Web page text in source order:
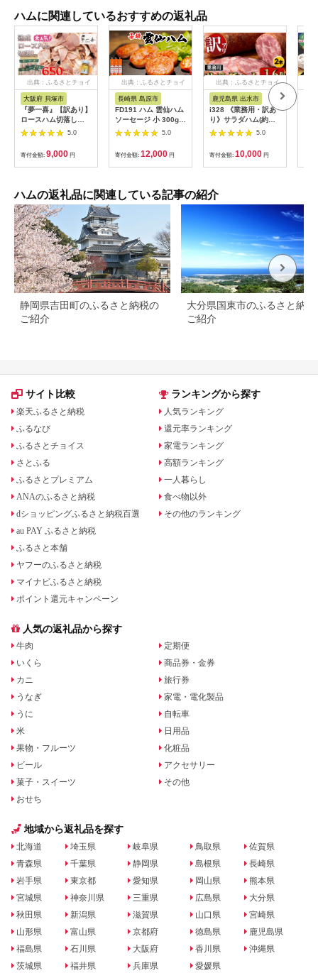
ハムに関連しているおすすめの返礼品
出典：ふるさとチョイ
大阪府 貝塚市
『夢一喜』【訳あり】
ロースハム切落し
650g(ドレッシング付
き) /小分け 業務用 家
庭用 不揃い 規格外
130ｇ×5ｐ 切り落と
し 正月 お正月 おせち
10,000円以下 1万円
以下
5.0
寄付金額: 9,000 円
出典：ふるさとチョイ
長崎県 島原市
FD191 ハム 雲仙ハム
ソーセージ 小 300g 3
本 [ 人気 絶品 ハム ソ
ーセージ セット 詰め
合わせ おつまみ おか
ず 弁当 冷蔵 国産 小
分け 一人暮らし 単身
島原市 ふるさと納税 ]
5.0
寄付金額: 12,000 円
出典：ふるさとチョイ
鹿児島県 出水市
i328 《業務用・訳あ
り》サラダハム(約
800g×2本・計約
1.6kg) ハム 国産 豚肉
塩漬 熟成 プレスハム
肉加工品 訳アリ 業務
用 サラダ トッピング
5.0
寄付金額: 10,000 円
ハムの返礼品に関連している記事の紹介
静岡県吉田町のふるさと納税の
ご紹介
大分県国東市のふるさと納税
ご紹介
サイト比較
楽天ふるさと納税
ふるなび
ふるさとチョイス
さとふる
ふるさとプレミアム
ANAのふるさと納税
dショッピングふるさと納税百選
au PAY ふるさと納税
ふるさと本舗
ヤフーのふるさと納税
マイナビふるさと納税
ポイント還元キャンペーン
ランキングから探す
人気ランキング
還元率ランキング
家電ランキング
高額ランキング
一人暮らし
食べ物以外
その他のランキング
人気の返礼品から探す
牛肉
いくら
カニ
うなぎ
うに
米
果物・フルーツ
ビール
菓子・スイーツ
おせち
定期便
商品券・金券
旅行券
家電・電化製品
自転車
日用品
化粧品
アクセサリー
その他
地域から返礼品を探す
北海道
青森県
岩手県
宮城県
秋田県
山形県
福島県
茨城県
埼玉県
千葉県
東京都
神奈川県
新潟県
富山県
石川県
福井県
岐阜県
静岡県
愛知県
三重県
滋賀県
京都府
大阪府
兵庫県
鳥取県
島根県
岡山県
広島県
山口県
徳島県
香川県
愛媛県
佐賀県
長崎県
熊本県
大分県
宮崎県
鹿児島県
沖縄県